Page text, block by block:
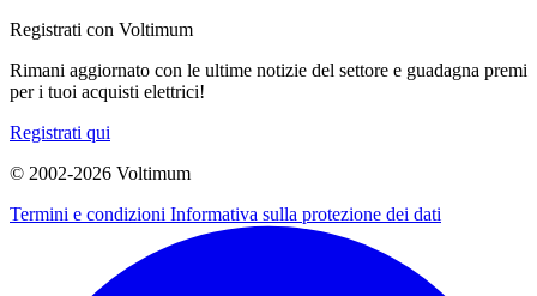
Registrati con Voltimum
Rimani aggiornato con le ultime notizie del settore e guadagna premi
per i tuoi acquisti elettrici!
Registrati qui
© 2002-2026 Voltimum
Termini e condizioni Informativa sulla protezione dei dati